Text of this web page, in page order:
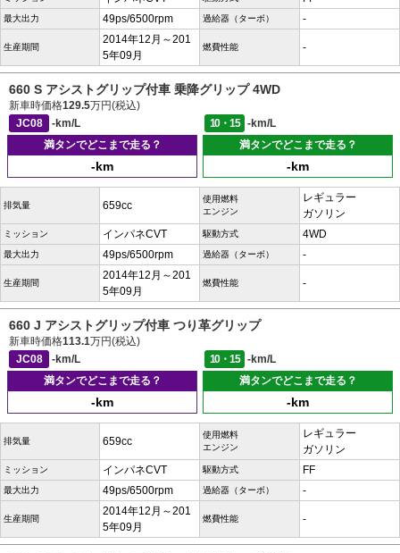
最大出力 49ps/6500rpm 過給器（ターボ） -
生産期間
2014年12月～201
5年09月
燃費性能 -
660 S アシストグリップ付車 乗降グリップ 4WD
新車時価格129.5万円(税込)
JC08
-km/L 10・15
-km/L
満タンでどこまで走る？
-km
満タンでどこまで走る？
-km
排気量 659cc
使用燃料
エンジン
レギュラー
ガソリン
ミッション インパネCVT 駆動方式 4WD
最大出力 49ps/6500rpm 過給器（ターボ） -
生産期間
2014年12月～201
5年09月
燃費性能 -
660 J アシストグリップ付車 つり革グリップ
新車時価格113.1万円(税込)
JC08
-km/L 10・15
-km/L
満タンでどこまで走る？
-km
満タンでどこまで走る？
-km
排気量 659cc
使用燃料
エンジン
レギュラー
ガソリン
ミッション インパネCVT 駆動方式 FF
最大出力 49ps/6500rpm 過給器（ターボ） -
生産期間
2014年12月～201
5年09月
燃費性能 -